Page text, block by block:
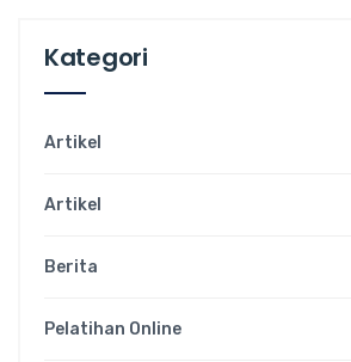
Kategori
Artikel
Artikel
Berita
Pelatihan Online